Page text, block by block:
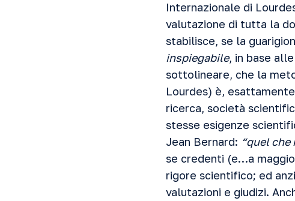
Internazionale di
valutazione di tutta la
stabilisce, se la
inspiegabile, in base
sottolineare, che la
Lourdes) è,
ricerca, società
stesse esigenze
Jean Bernard: “quel
se credenti (e…a
rigore scientifico; ed
valutazioni e giudizi.